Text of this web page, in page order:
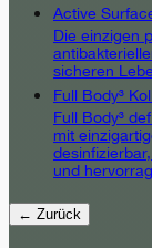
Active
Die einzigen
sicheren
Full Body³
Full Body³
mit
und
← Zurück